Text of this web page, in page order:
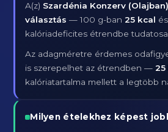
A(z) Szardénia Konzerv (Olajban)
választás — 100 g-ban25 kcal és
kalóriadeficites étrendbe
Az adagméretre érdemes
is szerepelhet az étrendben —25
kalóriatartalma mellett a legtöbb
Milyen ételekhez képest